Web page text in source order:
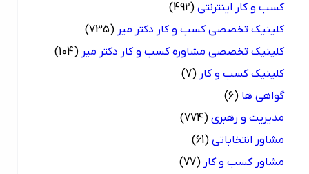
کسب و کار اینترنتی (492)
کلینیک تخصصی کسب و کار دکتر میر (735)
کلینیک تخصصی مشاوره کسب و کار دکتر میر (104)
کلینیک کسب و کار (7)
گواهی ها (6)
مدیریت و رهبری (774)
مشاور انتخاباتی (61)
مشاور کسب و کار (77)